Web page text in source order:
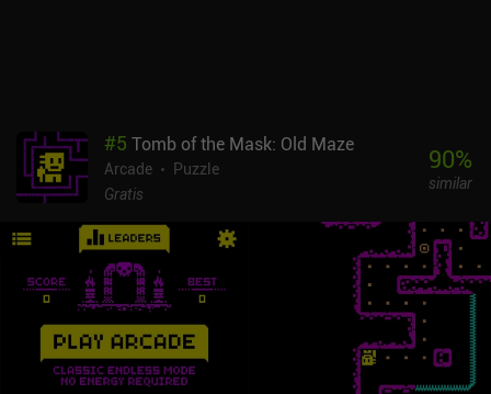
#5 Tomb of the Mask: Old Maze
Arcade
Puzzle
Gratis
90%
similar